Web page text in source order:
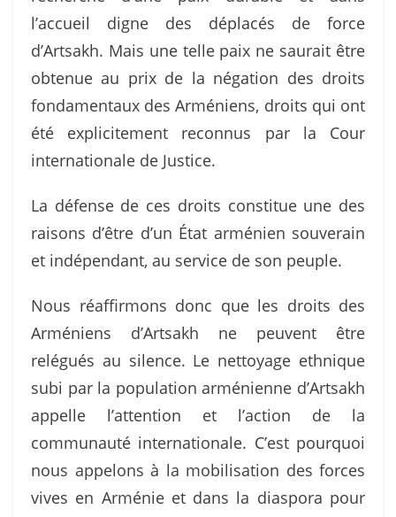
l’accueil digne des déplacés de force
d’Artsakh. Mais une telle paix ne saurait être
obtenue au prix de la négation des droits
fondamentaux des Arméniens, droits qui ont
été explicitement reconnus par la Cour
internationale de Justice.
La défense de ces droits constitue une des
raisons d’être d’un État arménien souverain
et indépendant, au service de son peuple.
Nous réaffirmons donc que les droits des
Arméniens d’Artsakh ne peuvent être
relégués au silence. Le nettoyage ethnique
subi par la population arménienne d’Artsakh
appelle l’attention et l’action de la
communauté internationale. C’est pourquoi
nous appelons à la mobilisation des forces
vives en Arménie et dans la diaspora pour